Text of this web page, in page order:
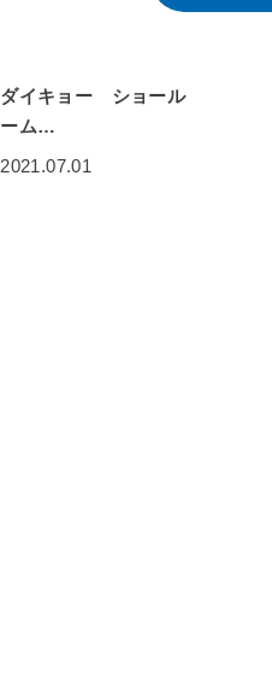
ダイキョー ショール
ーム…
2021.07.01